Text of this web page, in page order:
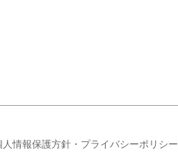
人情報保護方針・プライバシーポリシー